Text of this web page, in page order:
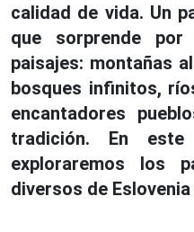
calidad de vida. Un
que sorprende
paisajes: montañas
bosques infinitos,
encantadores
tradición. En
exploraremos los
diversos de